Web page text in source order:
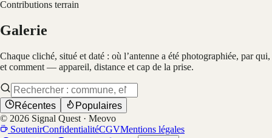
Contributions terrain
Galerie
Chaque cliché, situé et daté : où l’antenne a été photographiée, par qui,
et comment — appareil, distance et cap de la prise.
Récentes
Populaires
© 2026 Signal Quest · Meovo
SoutenirConfidentialitéCGVMentions légales